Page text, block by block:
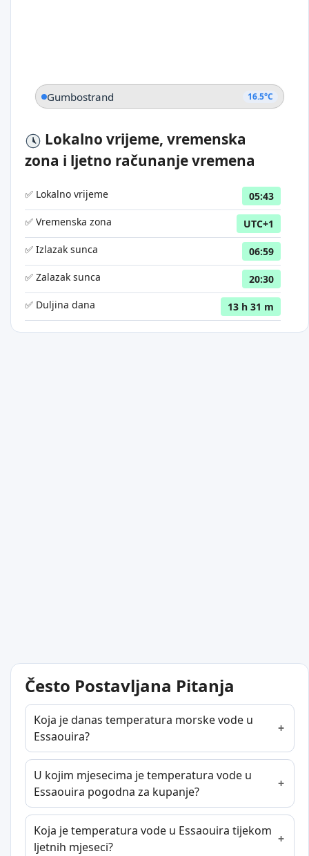
Gumbostrand 16.5°C
Lokalno vrijeme, vremenska
zona i ljetno računanje vremena
✅ Lokalno vrijeme
05:43
✅ Vremenska zona
UTC+1
✅ Izlazak sunca
06:59
✅ Zalazak sunca
20:30
✅ Duljina dana
13 h 31 m
Često Postavljana Pitanja
Koja je danas temperatura morske vode u
Essaouira?
U kojim mjesecima je temperatura vode u
Essaouira pogodna za kupanje?
Koja je temperatura vode u Essaouira tijekom
ljetnih mjeseci?